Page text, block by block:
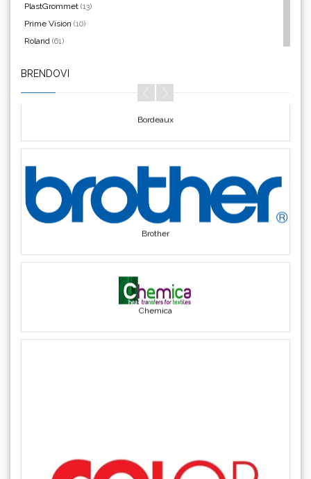
PlastGrommet (13)
Prime Vision (10)
Roland (61)
Silhouette(3)
Siser(11)
BRENDOVI
Brother